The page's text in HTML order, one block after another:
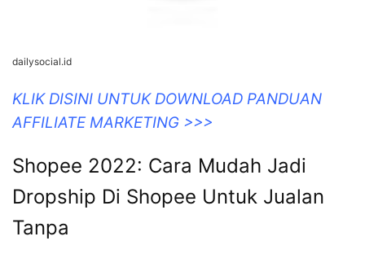
dailysocial.id
KLIK DISINI UNTUK DOWNLOAD PANDUAN
AFFILIATE MARKETING >>>
Shopee 2022: Cara Mudah Jadi
Dropship Di Shopee Untuk Jualan
Tanpa